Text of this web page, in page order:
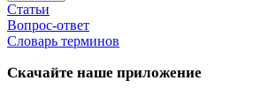
Статьи
Вопрос-ответ
Словарь терминов
Скачайте наше приложение